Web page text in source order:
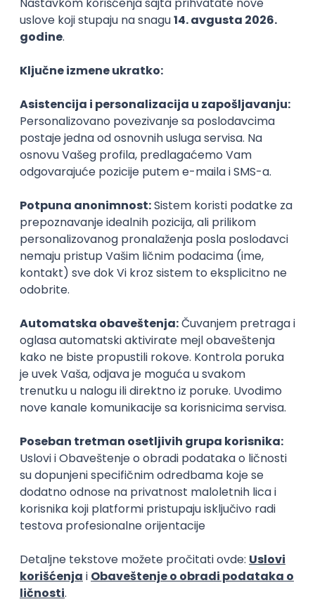
Kompanija Google, GDG on Campus programom,
širom sveta okuplja studente zainteresovane za
razvoj i doprinos najnovijim tehnologijama. Naš cilj
jeste da svojim članovima pružimo priliku za
razvijanje tehničkih i mekih veština kroz razne
konferencije, radionice i takmičenja. Pored sticanja
znanja, težimo i stvaranju održive zajednice koja
podržava naše različitosti i kreira savršenu
atmosferu za lični razvoj svakog od nas.
organizuje GDG on Campus,zaprati nas na
mrežamai budi u toku sa najnovijim prilikama.
Organizator
Google Developer Group on campus,
Rok za prijavu
13. april 2025.
Prijava je zatvorena
Sačuvaj dešavanje